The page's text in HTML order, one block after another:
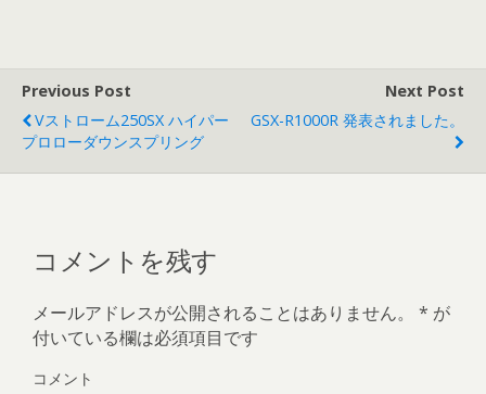
Previous Post
Vストローム250SX ハイパー
プロローダウンスプリング
Next Post
GSX-R1000R 発表されました。
コメントを残す
メールアドレスが公開されることはありません。 * が
付いている欄は必須項目です
コメント